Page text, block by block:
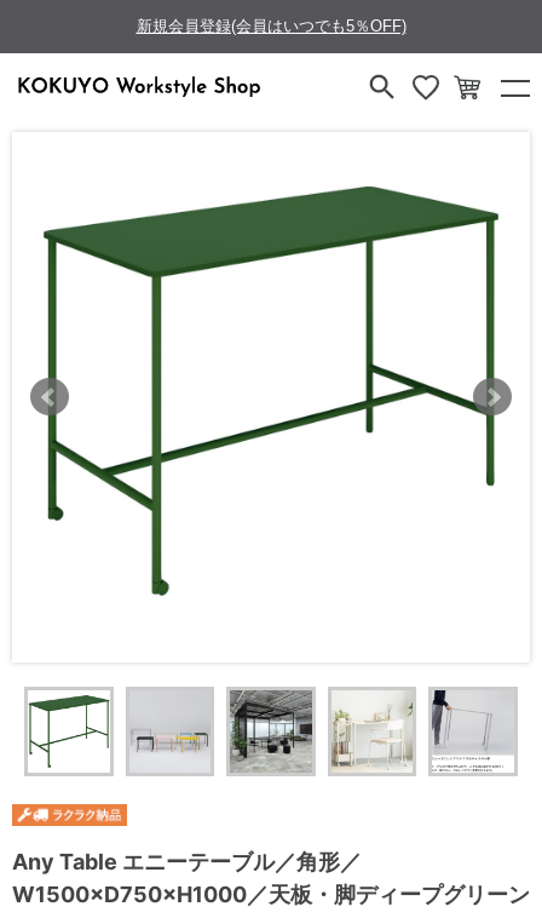
新規会員登録(会員はいつでも5％OFF)
Any Table エニーテーブル／角形／
W1500×D750×H1000／天板・脚ディープグリーン